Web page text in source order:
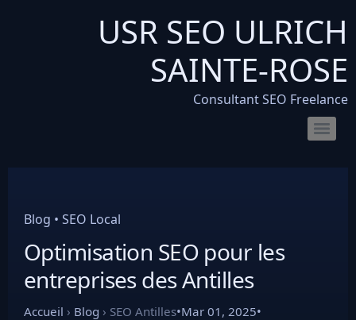
USR SEO ULRICH
SAINTE-ROSE
Consultant SEO Freelance
Blog • SEO Local
Optimisation SEO pour les
entreprises des Antilles
Accueil › Blog › SEO Antilles•Mar 01, 2025•